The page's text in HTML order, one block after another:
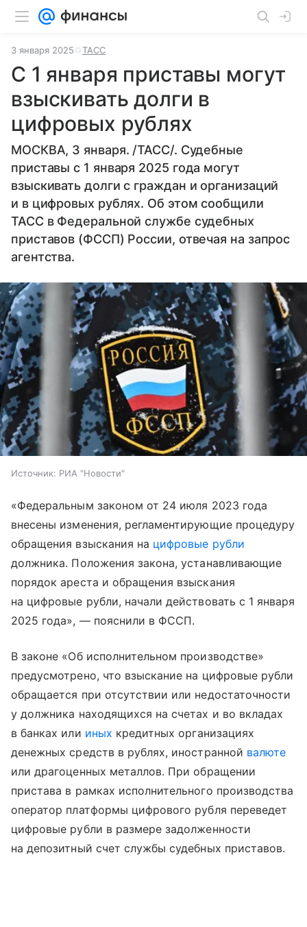
3 января 2025 ТАСС
С 1 января приставы могут
взыскивать долги в
цифровых рублях
МОСКВА, 3 января. /ТАСС/. Судебные
приставы с 1 января 2025 года могут
взыскивать долги с граждан и организаций
и в цифровых рублях. Об этом сообщили
ТАСС в Федеральной службе судебных
приставов (ФССП) России, отвечая на запрос
агентства.
Источник: РИА "Новости"
«Федеральным законом от 24 июля 2023 года
внесены изменения, регламентирующие процедуру
обращения взыскания на цифровые рубли
должника. Положения закона, устанавливающие
порядок ареста и обращения взыскания
на цифровые рубли, начали действовать с 1 января
2025 года», — пояснили в ФССП.
В законе «Об исполнительном производстве»
предусмотрено, что взыскание на цифровые рубли
обращается при отсутствии или недостаточности
у должника находящихся на счетах и во вкладах
в банках или иных кредитных организациях
денежных средств в рублях, иностранной валюте
или драгоценных металлов. При обращении
пристава в рамках исполнительного производства
оператор платформы цифрового рубля переведет
цифровые рубли в размере задолженности
на депозитный счет службы судебных приставов.